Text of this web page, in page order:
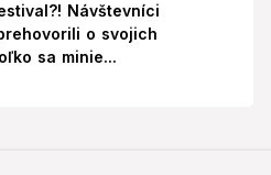
Návštevníci
o svojich
sa minie...